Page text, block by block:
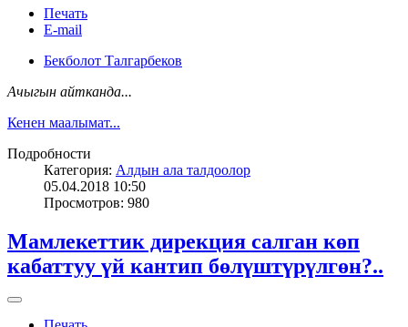
Печать
E-mail
Бекболот Талгарбеков
Ачыгын айтканда...
Кенен маалымат...
Подробности
Категория: Алдын ала талдоолор
05.04.2018 10:50
Просмотров: 980
Мамлекеттик дирекция салган көп
кабаттуу үй кантип бөлүштүрүлгөн?..